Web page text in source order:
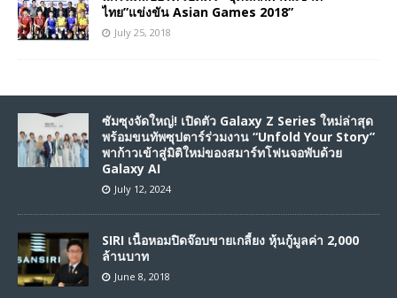
ไทย”แข่งขัน Asian Games 2018”
July 25, 2018
ซัมซุงจัดใหญ่! เปิดตัว Galaxy Z Series ใหม่ล่าสุด
พร้อมขนทัพซุปตาร์ร่วมงาน “Unfold Your Story”
พาก้าวเข้าสู่มิติใหม่ของสมาร์ทโฟนจอพับด้วย
Galaxy AI
July 12, 2024
SIRI เนื้อหอมปิดจ๊อบขายเกลี้ยง หุ้นกู้มูลค่า 2,000
ล้านบาท
June 8, 2018